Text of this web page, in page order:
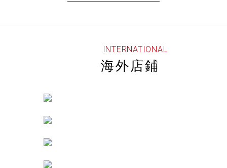
海外店鋪
INTERNATIONAL